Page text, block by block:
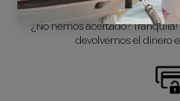
CAMBIO
¿No hemos acertado? Tranquila!
devolvemos el dinero